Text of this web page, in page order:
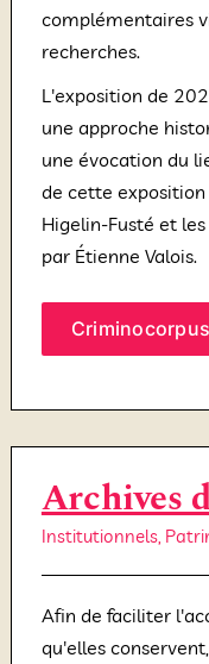
complémentaires
recherches.
L'exposition de
une approche
une évocation du
de cette
Higelin-Fusté et
par Étienne Valois.
Criminocorpus
Archives
Institutionnels,
Afin de faciliter
qu'elles